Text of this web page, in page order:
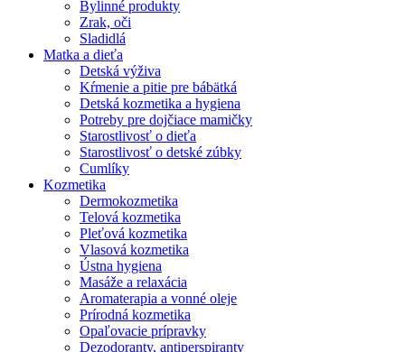
Bylinné produkty
Zrak, oči
Sladidlá
Matka a dieťa
Detská výživa
Kŕmenie a pitie pre bábätká
Detská kozmetika a hygiena
Potreby pre dojčiace mamičky
Starostlivosť o dieťa
Starostlivosť o detské zúbky
Cumlíky
Kozmetika
Dermokozmetika
Telová kozmetika
Pleťová kozmetika
Vlasová kozmetika
Ústna hygiena
Masáže a relaxácia
Aromaterapia a vonné oleje
Prírodná kozmetika
Opaľovacie prípravky
Dezodoranty, antiperspiranty